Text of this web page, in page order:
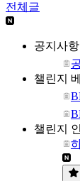
전체글
공지사항
챌린지
챌린지